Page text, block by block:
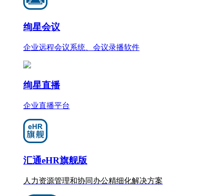
绚星会议
企业远程会议系统、会议录播软件
绚星直播
企业直播平台
汇通eHR旗舰版
人力资源管理和协同办公精细化解决方案